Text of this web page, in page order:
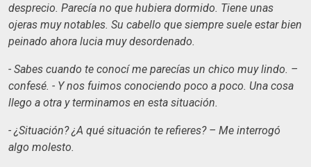
desprecio. Parecía no que hubiera dormido. Tiene unas
ojeras muy notables. Su cabello que siempre suele estar bien
peinado ahora lucia muy desordenado.
- Sabes cuando te conocí me parecías un chico muy lindo. –
confesé. - Y nos fuimos conociendo poco a poco. Una cosa
llego a otra y terminamos en esta situación.
- ¿Situación? ¿A qué situación te refieres? – Me interrogó
algo molesto.